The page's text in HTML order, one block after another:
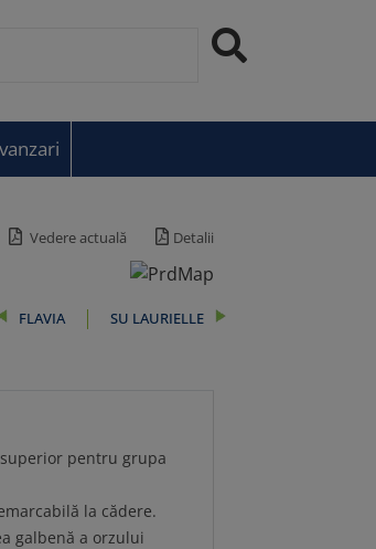
Vedere actuală Detalii
SU LAURIELLE
FLAVIA
superior pentru grupa
la cădere.
galbenă a orzului